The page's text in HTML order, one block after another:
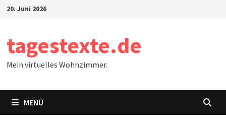
Zum20. Juni 2026
tagestexte.de
Mein virtuelles Wohnzimmer.
MENÜ